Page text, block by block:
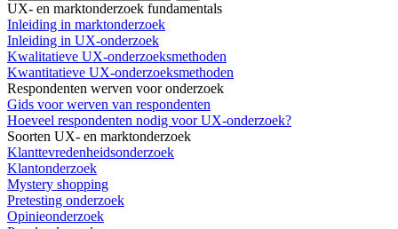
UX- en marktonderzoek fundamentals
Inleiding in marktonderzoek
Inleiding in UX-onderzoek
Kwalitatieve UX-onderzoeksmethoden
Kwantitatieve UX-onderzoeksmethoden
Respondenten werven voor onderzoek
Gids voor werven van respondenten
Hoeveel respondenten nodig voor UX-onderzoek?
Soorten UX- en marktonderzoek
Klanttevredenheidsonderzoek
Klantonderzoek
Mystery shopping
Pretesting onderzoek
Opinieonderzoek